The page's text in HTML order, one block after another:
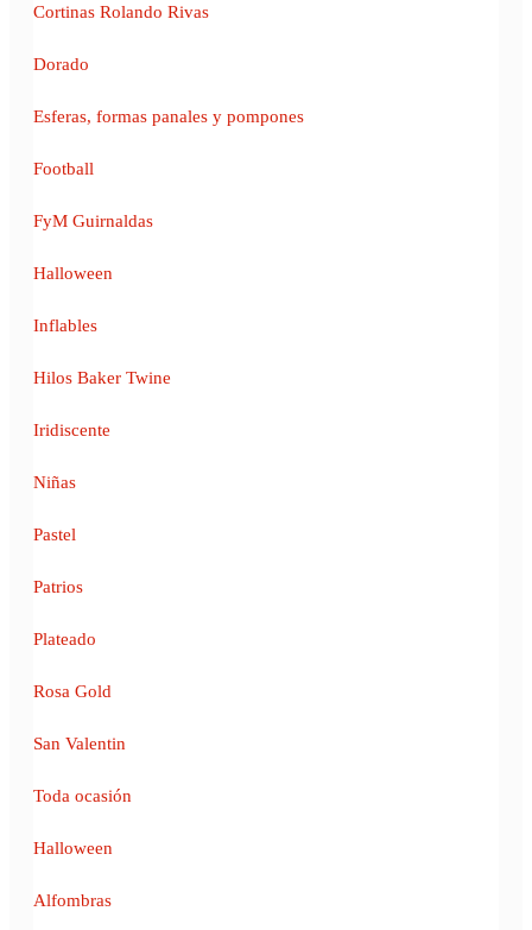
Cortinas Rolando Rivas
Dorado
Esferas, formas panales y pompones
Football
FyM Guirnaldas
Halloween
Inflables
Hilos Baker Twine
Iridiscente
Niñas
Pastel
Patrios
Plateado
Rosa Gold
San Valentin
Toda ocasión
Halloween
Alfombras